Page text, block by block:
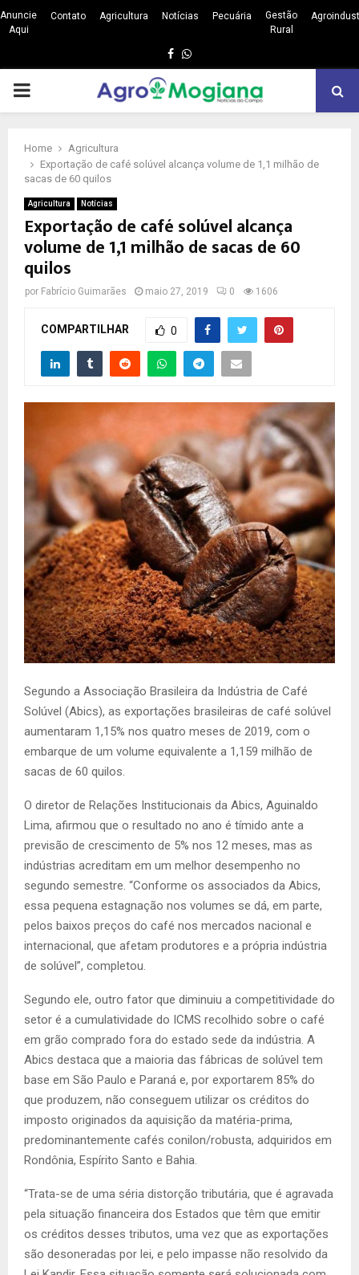
Anuncie
Aqui
Contato Agricultura Notícias Pecuária
Gestão
Rural
Facebook
Whatsapp
PRIMARY
Home
Agricultura
Exportação de café solúvel alcança volume de 1,1 milhão de
sacas de 60 quilos
Agricultura Notícias
Exportação de café solúvel alcança
volume de 1,1 milhão de sacas de 60
quilos
por Fabrício Guimarães maio 27, 2019 0 1606
COMPARTILHAR 0
Segundo a Associação Brasileira da Indústria de Café
Solúvel (Abics), as exportações brasileiras de café solúvel
aumentaram 1,15% nos quatro meses de 2019, com o
embarque de um volume equivalente a 1,159 milhão de
sacas de 60 quilos.
O diretor de Relações Institucionais da Abics, Aguinaldo
Lima, afirmou que o resultado no ano é tímido ante a
previsão de crescimento de 5% nos 12 meses, mas as
indústrias acreditam em um melhor desempenho no
segundo semestre. “Conforme os associados da Abics,
essa pequena estagnação nos volumes se dá, em parte,
pelos baixos preços do café nos mercados nacional e
internacional, que afetam produtores e a própria indústria
de solúvel”, completou.
Segundo ele, outro fator que diminuiu a competitividade do
setor é a cumulatividade do ICMS recolhido sobre o café
em grão comprado fora do estado sede da indústria. A
Abics destaca que a maioria das fábricas de solúvel tem
base em São Paulo e Paraná e, por exportarem 85% do
que produzem, não conseguem utilizar os créditos do
imposto originados da aquisição da matéria-prima,
predominantemente cafés conilon/robusta, adquiridos em
Rondônia, Espírito Santo e Bahia.
“Trata-se de uma séria distorção tributária, que é agravada
pela situação financeira dos Estados que têm que emitir
os créditos desses tributos, uma vez que as exportações
são desoneradas por lei, e pelo impasse não resolvido da